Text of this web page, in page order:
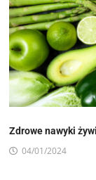
Zdrowe nawyki
04/01/2024